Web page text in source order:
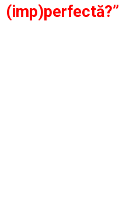
(imp)perfectă?”